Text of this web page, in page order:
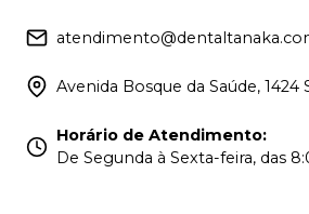
Avenida Bosque da Saúde, 1424
Horário de Atendimento:
De Segunda à Sexta-feira, das